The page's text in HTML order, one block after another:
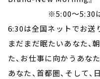
※5:00～5:30はTBS
6:30は全国ネットでお送
まだまだ眠たいあなた、
た、お仕事に向かうあな
あなた、首都圏、そして